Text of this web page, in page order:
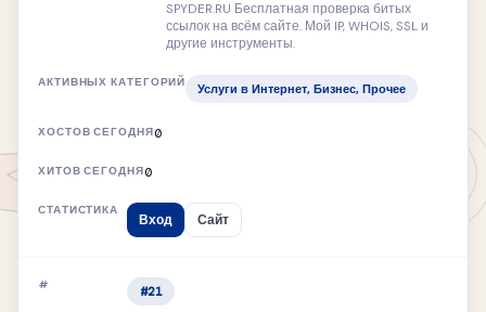
SPYDER.RU Бесплатная проверка битых
ссылок на всём сайте. Мой IP, WHOIS, SSL и
другие инструменты.
Услуги в Интернет, Бизнес, Прочее
0
0
Вход Сайт
#21